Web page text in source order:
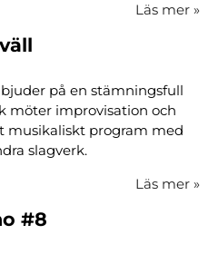
Läs mer »
på en stämningsfull
möter improvisation och
musikaliskt program med
slagverk.
Läs mer »
#8